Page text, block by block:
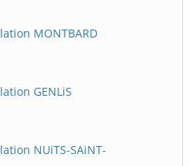
MONTBARD
GENLiS
NUiTS-SAiNT-